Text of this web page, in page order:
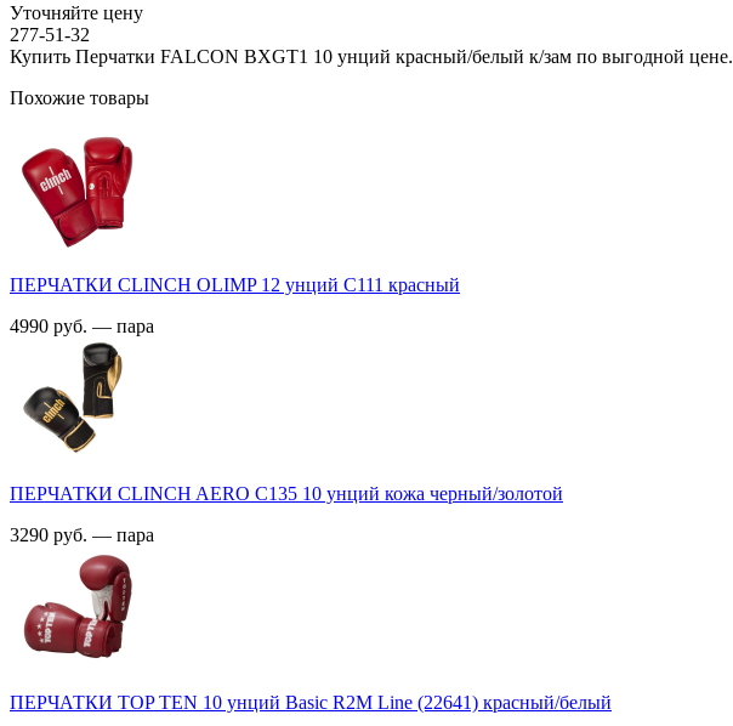
Уточняйте цену
277-51-32
Купить Перчатки FALCON BXGТ1 10 унций красный/белый к/зам по выгодной цене.
Похожие товары
ПЕРЧАТКИ CLINCH OLIMP 12 унций С111 красный
4990 руб. — пара
ПЕРЧАТКИ CLINCH AERO C135 10 унций кожа черный/золотой
3290 руб. — пара
ПЕРЧАТКИ TOP TEN 10 унций Basic R2M Line (22641) красный/белый